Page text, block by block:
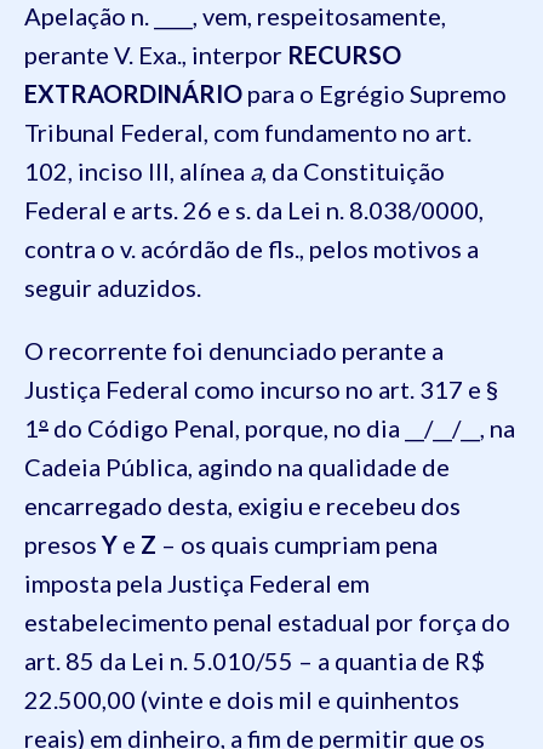
Apelação n. ____, vem, respeitosamente,
perante V. Exa., interpor RECURSO
EXTRAORDINÁRIO para o Egrégio Supremo
Tribunal Federal, com fundamento no art.
102, inciso III, alínea a, da Constituição
Federal e arts. 26 e s. da Lei n. 8.038/0000,
contra o v. acórdão de fls., pelos motivos a
seguir aduzidos.
O recorrente foi denunciado perante a
Justiça Federal como incurso no art. 317 e §
1º do Código Penal, porque, no dia __/__/__, na
Cadeia Pública, agindo na qualidade de
encarregado desta, exigiu e recebeu dos
presos Y e Z – os quais cumpriam pena
imposta pela Justiça Federal em
estabelecimento penal estadual por força do
art. 85 da Lei n. 5.010/55 – a quantia de R$
22.500,00 (vinte e dois mil e quinhentos
reais) em dinheiro, a fim de permitir que os